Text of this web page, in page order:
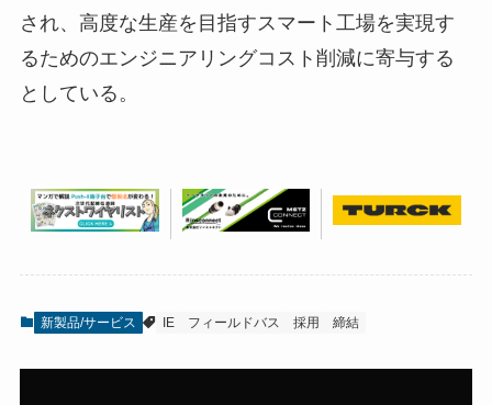
され、高度な生産を目指すスマート工場を実現す
るためのエンジニアリングコスト削減に寄与する
としている。
新製品/サービス IE フィールドバス 採用 締結